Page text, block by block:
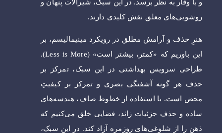
و با وقار به نظر برسد. در این سبک، شیرآلات پنهان و
روشویی‌های معلق نقش کلیدی دارند.
هنرِ حذف و آرامش مطلق در رویکرد مینیمالیسم، بر
این باوریم که «کمتر، بیشتر است» (Less is More).
طراحی سرویس بهداشتی در این سبک، تمرکز بر
حذف هر گونه آشفتگی بصری و تمرکز بر کیفیتِ
محض است. با استفاده از خطوط صاف، هندسه‌های
ساده و حذف جزئیات زائد، فضایی خلق می‌کنیم که
ذهن را از شلوغی‌های روزمره آزاد کند. در این سبک،